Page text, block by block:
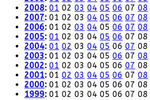
2008: 01 02 03 04 05 06 07 08
2007: 01 02 03 04 05 06 07 08
2006: 01 02 03 04 05 06 07 08
2005: 01 02 03 04 05 06 07 08
2004: 01 02 03 04 05 06 07 08
2003: 01 02 03 04 05 06 07 08
2002: 01 02 03 04 05 06 07 08
2001: 01 02 03 04 05 06 07 08
2000: 01 02 03 04 05 06 07 08
1999: 01 02 03 04 05 06 07 08